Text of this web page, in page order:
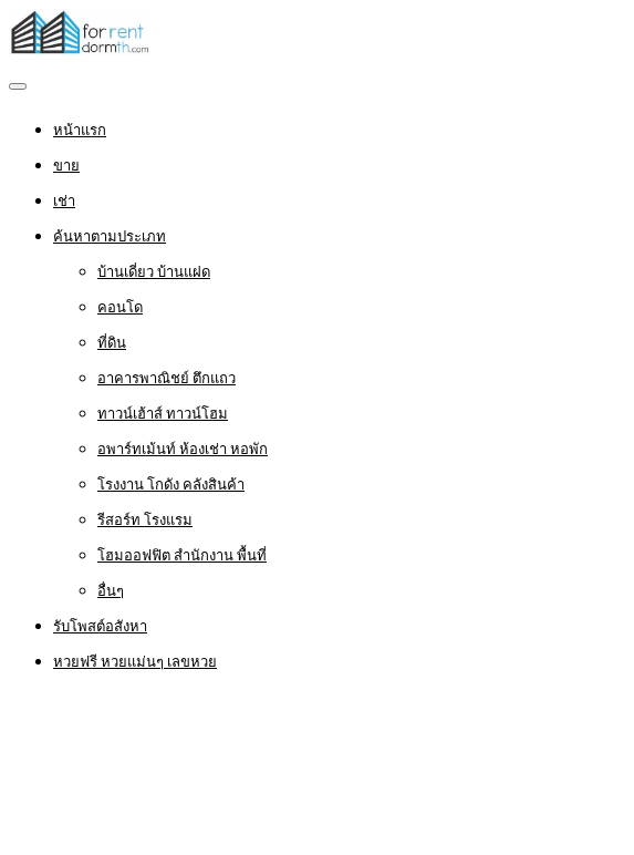
หน้าแรก
ขาย
เช่า
ค้นหาตามประเภท
บ้านเดี่ยว บ้านแฝด
คอนโด
ที่ดิน
อาคารพาณิชย์ ตึกแถว
ทาวน์เฮ้าส์ ทาวน์โฮม
อพาร์ทเม้นท์ ห้องเช่า หอพัก
โรงงาน โกดัง คลังสินค้า
รีสอร์ท โรงแรม
โฮมออฟฟิต สำนักงาน พื้นที่
อื่นๆ
รับโพสต์อสังหา
หวยฟรี หวยแม่นๆ เลขหวย